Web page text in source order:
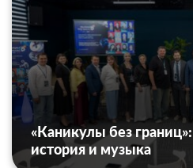
«Каникулы без
история и музыка